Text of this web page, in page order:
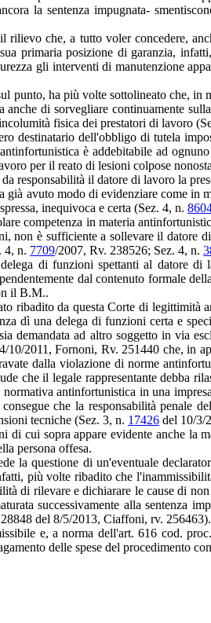
la sentenza impugnata-
che, a tutto voler concedere,
primaria posizione di garanzia,
gli interventi di manutenzione
punto, ha più volte sottolineato che,
anche di sorvegliare continuamente
fisica dei prestatori di lavoro
destinatario dell'obbligo di tutela
è addebitabile ad
per il reato di lesioni colpose
responsabilità il datore di lavoro la
già avuto modo di evidenziare come in
inequivoca e certa (Sez. 4, n.
competenza in materia
non è sufficiente a sollevare il datore
4, n. 7709/2007, Rv. 238526; Sez. 4, n.
di funzioni spettanti al datore di
dal contenuto formale
il B.M..
ribadito da questa Corte di legittimità
dì una delega di funzioni certa e
demandata ad altro soggetto in via
10/2011, Fornoni, Rv. 251440 che, in
dalla violazione di norme
che il legale rappresentante debba
antinfortunistica in una
che la responsabilità penale
tecniche (Sez. 3, n. 17426 del 10/3/
di cui sopra appare evidente anche la
persona offesa.
la questione di un'eventuale
più volte ribadito che
di rilevare e dichiarare le cause di
successivamente alla
del 8/5/2013, Ciaffoni, rv. 256463).
e, a norma dell'art. 616 cod.
delle spese del procedimento